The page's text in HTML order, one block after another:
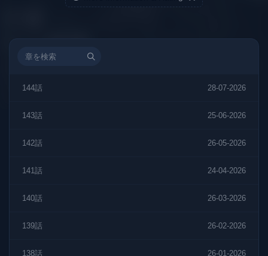
144話 28-07-2026
143話 25-06-2026
142話 26-05-2026
141話 24-04-2026
140話 26-03-2026
139話 26-02-2026
138話 26-01-2026